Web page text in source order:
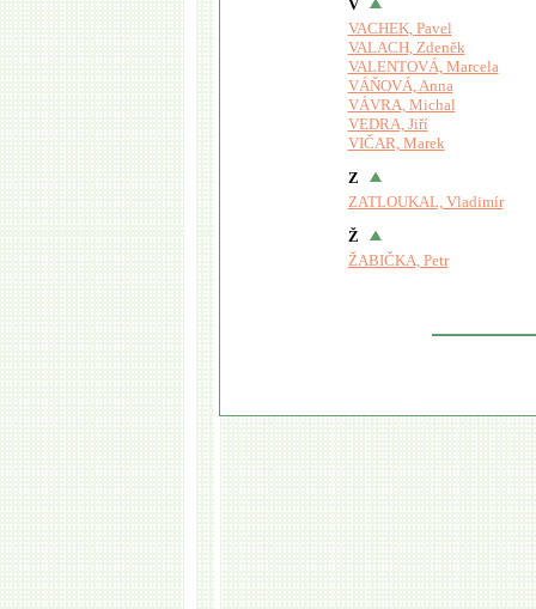
V
VACHEK, Pavel
VALACH, Zdeněk
VALENTOVÁ, Marcela
VÁŇOVÁ, Anna
VÁVRA, Michal
VEDRA, Jiří
VIČAR, Marek
Z
ZATLOUKAL, Vladimír
Ž
ŽABIČKA, Petr